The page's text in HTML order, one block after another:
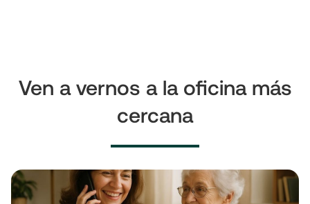
Ven a vernos a la oficina más
cercana